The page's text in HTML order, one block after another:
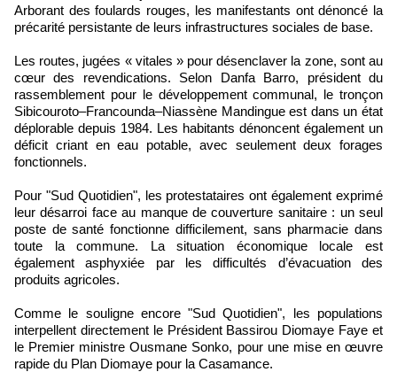
Arborant des foulards rouges, les manifestants ont dénoncé la
précarité persistante de leurs infrastructures sociales de base.
Les routes, jugées « vitales » pour désenclaver la zone, sont au
cœur des revendications. Selon Danfa Barro, président du
rassemblement pour le développement communal, le tronçon
Sibicouroto–Francounda–Niassène Mandingue est dans un état
déplorable depuis 1984. Les habitants dénoncent également un
déficit criant en eau potable, avec seulement deux forages
fonctionnels.
Pour "Sud Quotidien", les protestataires ont également exprimé
leur désarroi face au manque de couverture sanitaire : un seul
poste de santé fonctionne difficilement, sans pharmacie dans
toute la commune. La situation économique locale est
également asphyxiée par les difficultés d’évacuation des
produits agricoles.
Comme le souligne encore "Sud Quotidien", les populations
interpellent directement le Président Bassirou Diomaye Faye et
le Premier ministre Ousmane Sonko, pour une mise en œuvre
rapide du Plan Diomaye pour la Casamance.